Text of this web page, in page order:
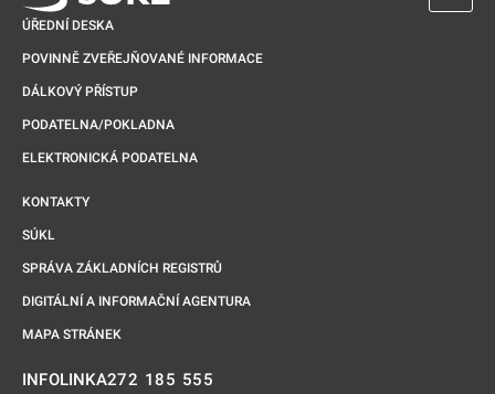
ÚŘEDNÍ DESKA
POVINNĚ ZVEŘEJŇOVANÉ INFORMACE
DÁLKOVÝ PŘÍSTUP
PODATELNA/POKLADNA
ELEKTRONICKÁ PODATELNA
KONTAKTY
SÚKL
SPRÁVA ZÁKLADNÍCH REGISTRŮ
DIGITÁLNÍ A INFORMAČNÍ AGENTURA
MAPA STRÁNEK
INFOLINKA272 185 555